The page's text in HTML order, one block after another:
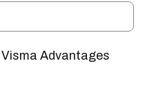
Advantages